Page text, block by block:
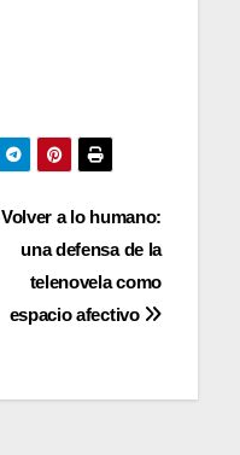
Volver a lo humano:
una defensa de la
telenovela como
espacio afectivo